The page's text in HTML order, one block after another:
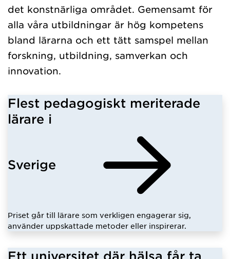
det konstnärliga området. Gemensamt för
alla våra utbildningar är hög kompetens
bland lärarna och ett tätt samspel mellan
forskning, utbildning, samverkan och
innovation.
Flest pedagogiskt meriterade
lärare i
Sverige
Priset går till lärare som verkligen engagerar sig,
använder uppskattade metoder eller inspirerar.
Ett universitet där hälsa får ta